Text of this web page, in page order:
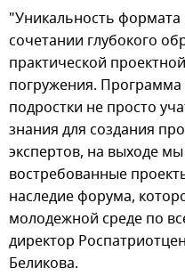
"Уникальность
сочетании глубокого
практической
погружения. Программа
подростки не просто
знания для создания
экспертов, на выходе
востребованные
наследие форума,
молодежной среде по
директор
Беликова.